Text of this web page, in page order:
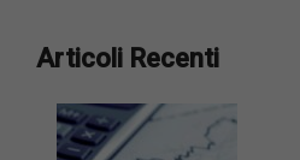
Articoli Recenti